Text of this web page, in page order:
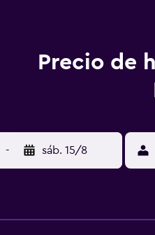
Precio de
- sáb. 15/8